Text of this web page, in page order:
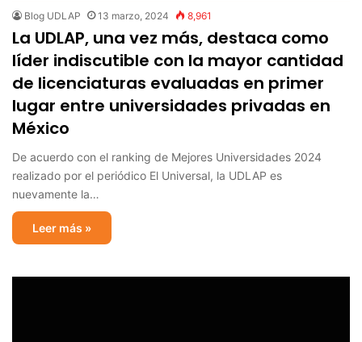
Blog UDLAP 13 marzo, 2024 8,961
La UDLAP, una vez más, destaca como
líder indiscutible con la mayor cantidad
de licenciaturas evaluadas en primer
lugar entre universidades privadas en
México
De acuerdo con el ranking de Mejores Universidades 2024
realizado por el periódico El Universal, la UDLAP es
nuevamente la…
Leer más »